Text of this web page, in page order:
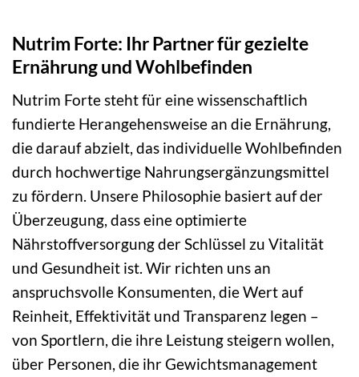
Nutrim Forte: Ihr Partner für gezielte
Ernährung und Wohlbefinden
Nutrim Forte steht für eine wissenschaftlich
fundierte Herangehensweise an die Ernährung,
die darauf abzielt, das individuelle Wohlbefinden
durch hochwertige Nahrungsergänzungsmittel
zu fördern. Unsere Philosophie basiert auf der
Überzeugung, dass eine optimierte
Nährstoffversorgung der Schlüssel zu Vitalität
und Gesundheit ist. Wir richten uns an
anspruchsvolle Konsumenten, die Wert auf
Reinheit, Effektivität und Transparenz legen –
von Sportlern, die ihre Leistung steigern wollen,
über Personen, die ihr Gewichtsmanagement